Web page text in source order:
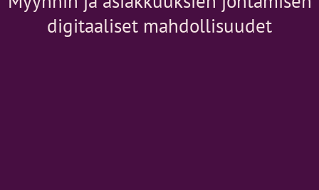
digitaaliset mahdollisuudet